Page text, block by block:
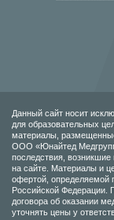
Данный сайт носит
для образовательных
материалы,
ООО «Юнайтед
последствия,
на сайте. Материалы и
офертой, определяемой
Российской Федерации.
договора об оказании
уточнять цены у